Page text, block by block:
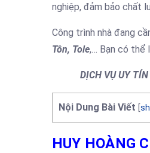
nghiệp, đảm bảo chất
Công trình nhà đang
Tôn, Tole,… Bạn có thể
DỊCH VỤ UY
Nội Dung Bài Viết
HUY HOÀNG